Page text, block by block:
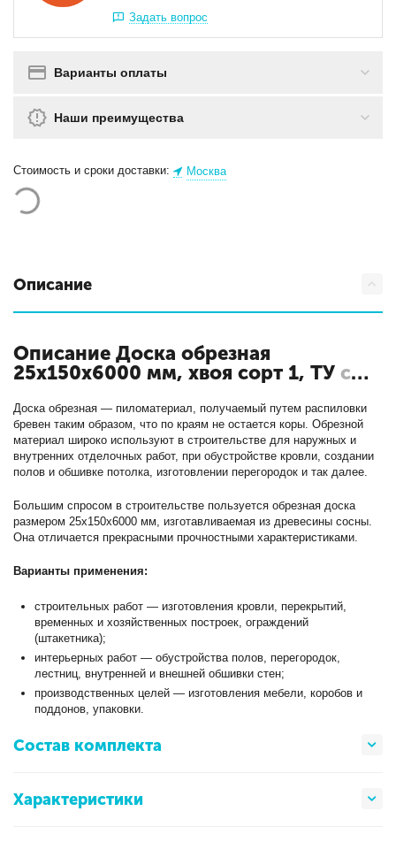
Задать вопрос
Варианты оплаты
Наши преимущества
Стоимость и сроки доставки: Москва
Описание
Описание Доска обрезная
25х150х6000 мм, хвоя сорт 1, ТУ с
Доска обрезная — пиломатериал, получаемый путем распиловки
бревен таким образом, что по краям не остается коры. Обрезной
материал широко используют в строительстве для наружных и
внутренних отделочных работ, при обустройстве кровли, создании
полов и обшивке потолка, изготовлении перегородок и так далее.
Большим спросом в строительстве пользуется обрезная доска
размером 25х150х6000 мм, изготавливаемая из древесины сосны.
Она отличается прекрасными прочностными характеристиками.
Варианты применения:
строительных работ — изготовления кровли, перекрытий,
временных и хозяйственных построек, ограждений
(штакетника);
интерьерных работ — обустройства полов, перегородок,
лестниц, внутренней и внешней обшивки стен;
производственных целей — изготовления мебели, коробов и
поддонов, упаковки.
Состав комплекта
Характеристики